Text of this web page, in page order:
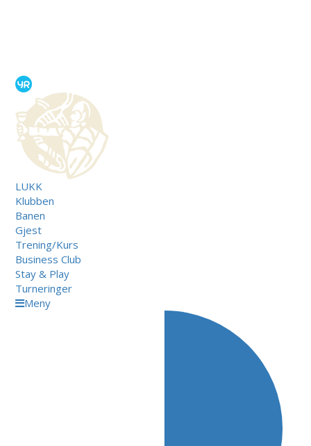
LUKK
Klubben
Banen
Gjest
Trening/Kurs
Business Club
Stay & Play
Turneringer
Meny